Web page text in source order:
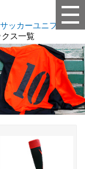
サッカーユニフォー
ス一覧